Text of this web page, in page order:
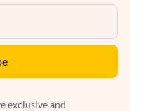
exclusive and